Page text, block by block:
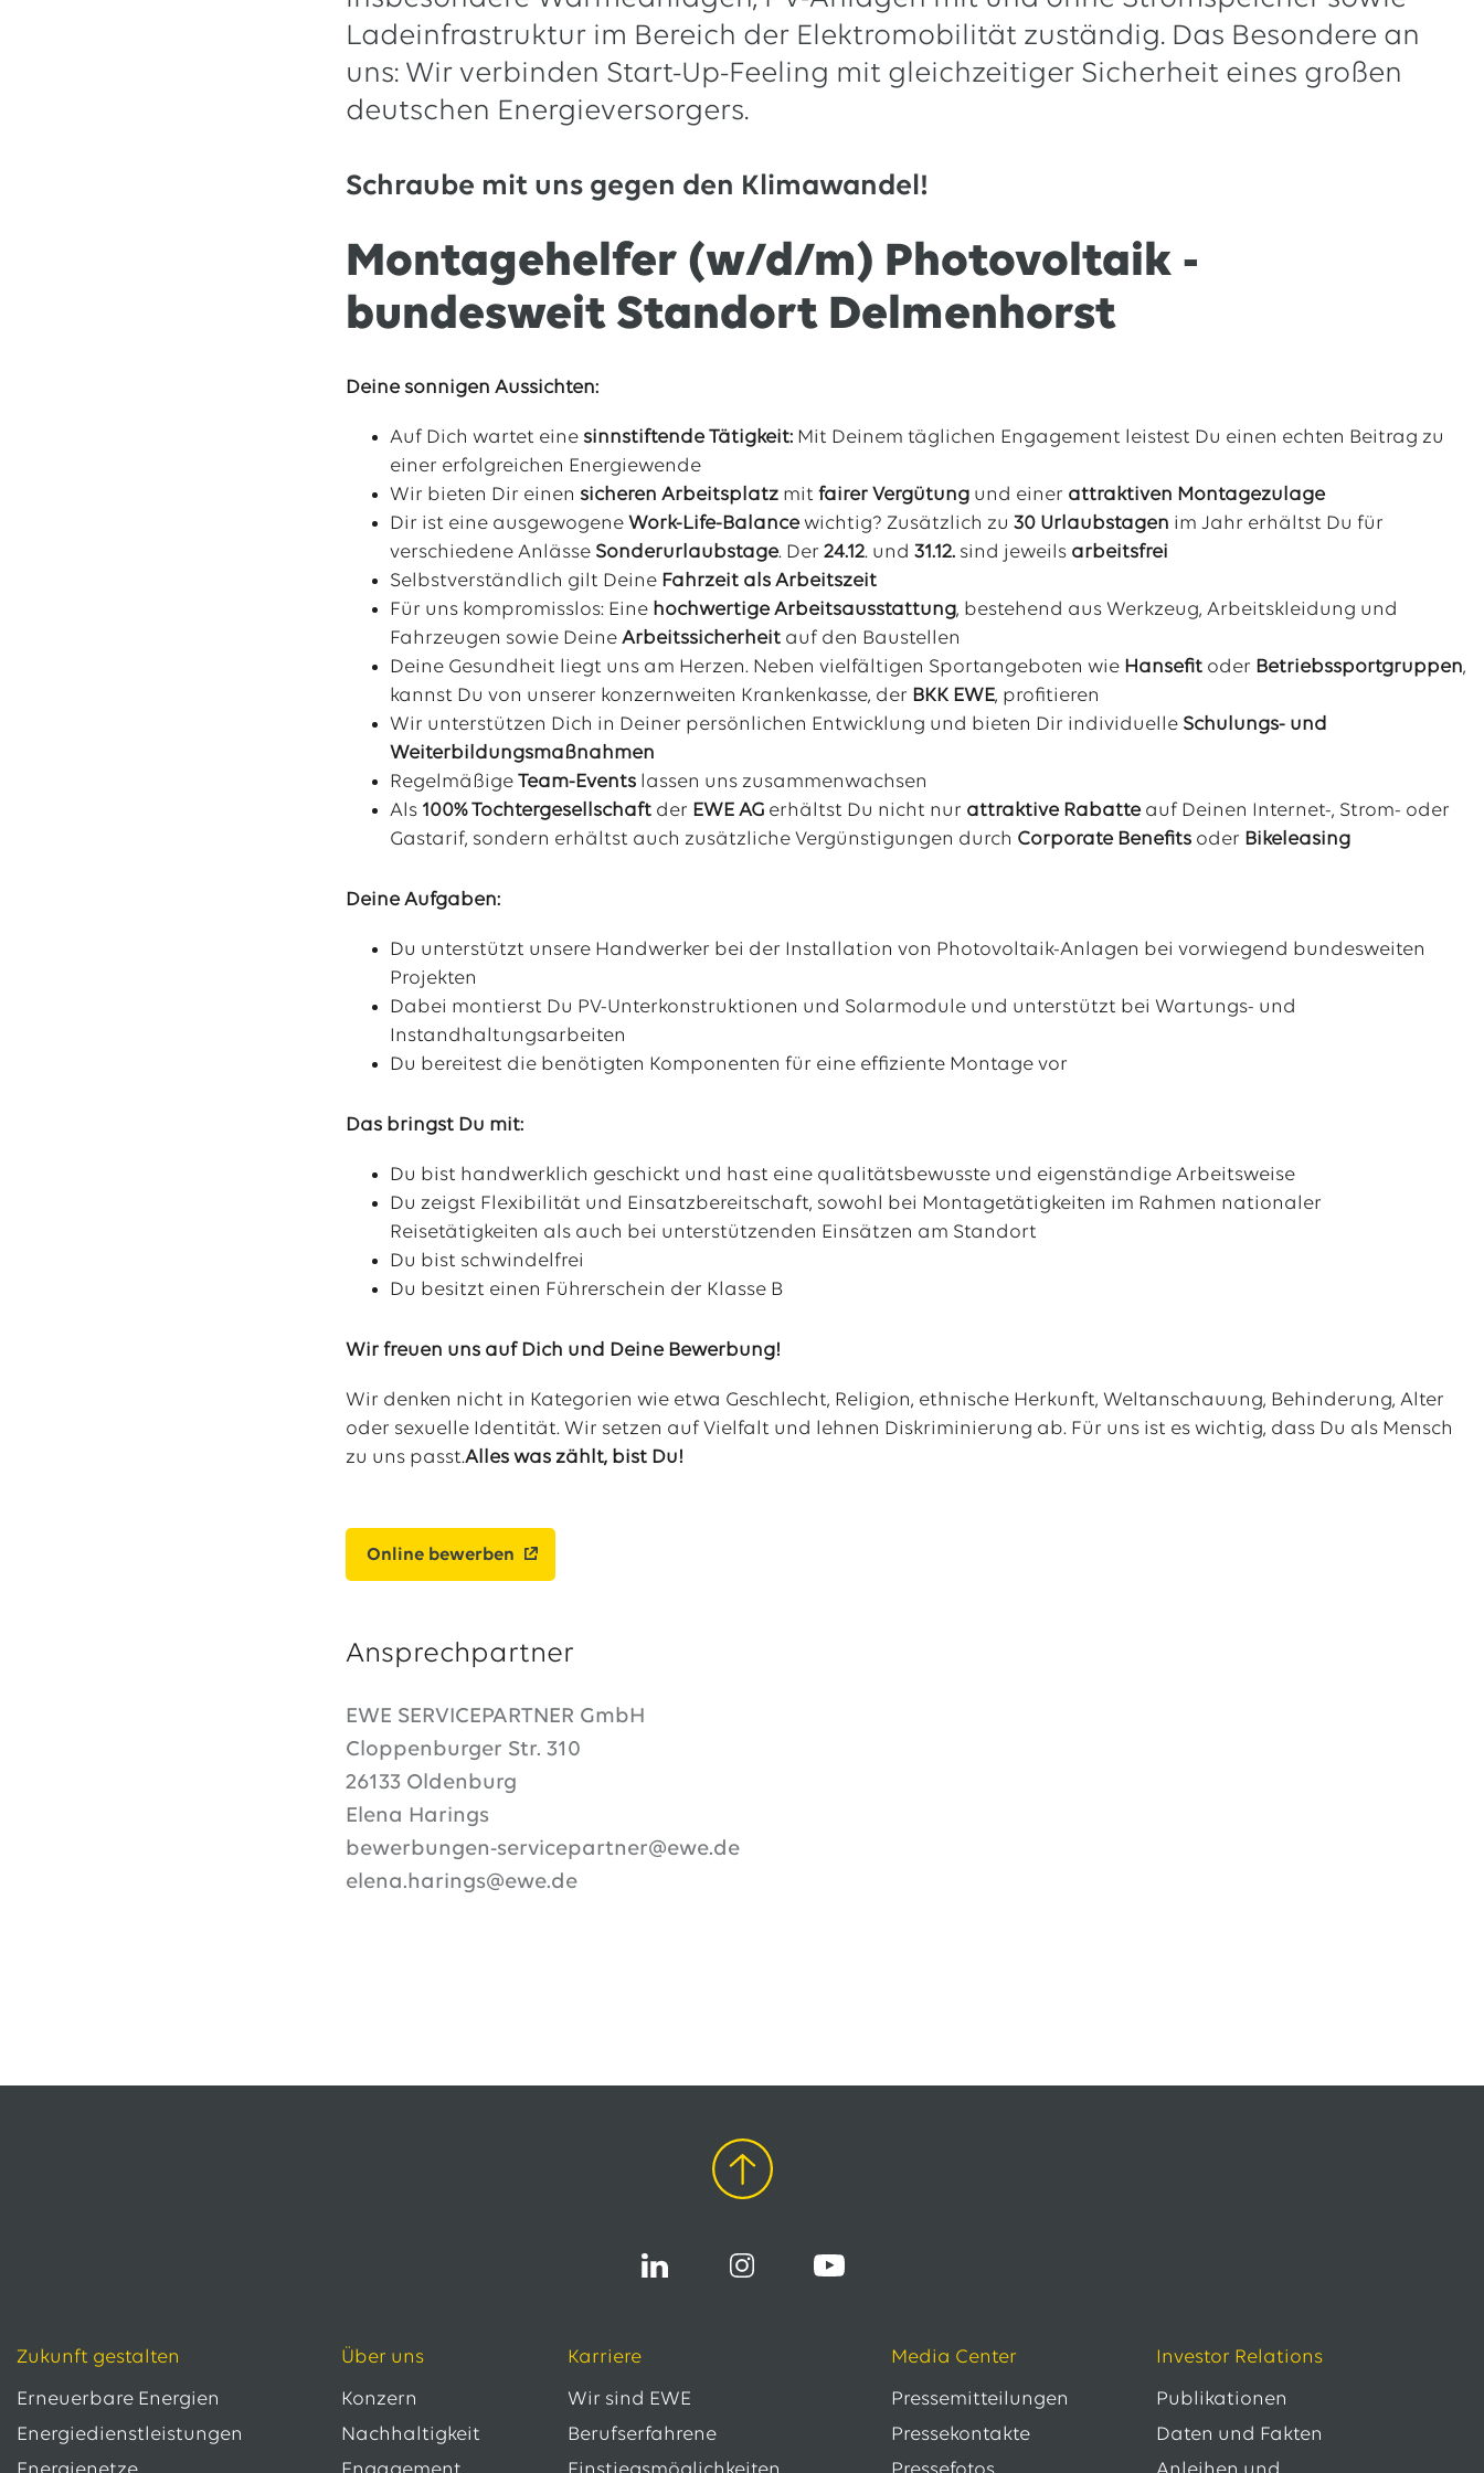
Ladeinfrastruktur im Bereich der Elektromobilität zuständig. Das Besondere an
uns: Wir verbinden Start-Up-Feeling mit gleichzeitiger Sicherheit eines großen
deutschen Energieversorgers.
Schraube mit uns gegen den Klimawandel!
Montagehelfer (w/d/m) Photovoltaik -
bundesweit Standort Delmenhorst
Deine sonnigen Aussichten:
Auf Dich wartet eine sinnstiftende Tätigkeit: Mit Deinem täglichen Engagement leistest Du einen echten Beitrag zu
einer erfolgreichen Energiewende
Wir bieten Dir einen sicheren Arbeitsplatz mitfairer Vergütung und einer attraktiven Montagezulage
Dir ist eine ausgewogeneWork-Life-Balancewichtig? Zusätzlich zu30 Urlaubstagen im Jahr erhältst Du für
verschiedene Anlässe Sonderurlaubstage. Der24.12. und31.12. sind jeweils arbeitsfrei
Selbstverständlich gilt Deine Fahrzeit alsArbeitszeit
Für uns kompromisslos: Eine hochwertige Arbeitsausstattung, bestehend aus Werkzeug, Arbeitskleidung und
Fahrzeugen sowie DeineArbeitssicherheit auf den Baustellen
Deine Gesundheit liegt uns am Herzen. Neben vielfältigen Sportangeboten wie Hansefit oder Betriebssportgruppen,
kannst Du von unserer konzernweiten Krankenkasse, der BKK EWE, profitieren
Wir unterstützen Dich in Deiner persönlichen Entwicklung und bieten Dir individuelle Schulungs- und
Weiterbildungsmaßnahmen
RegelmäßigeTeam-Events lassen uns zusammenwachsen
Als 100% Tochtergesellschaft der EWE AG erhältst Du nicht nur attraktive Rabatteauf Deinen Internet-, Strom- oder
Gastarif, sondern erhältst auch zusätzliche Vergünstigungen durch Corporate Benefits oder Bikeleasing
Deine Aufgaben:
Du unterstützt unsere Handwerker bei der Installation von Photovoltaik-Anlagen bei vorwiegend bundesweiten
Projekten
Dabei montierst Du PV-Unterkonstruktionen und Solarmodule und unterstützt bei Wartungs- und
Instandhaltungsarbeiten
Du bereitest die benötigten Komponenten für eine effiziente Montage vor
Das bringst Du mit:
Du bist handwerklich geschickt und hast eine qualitätsbewusste und eigenständige Arbeitsweise
Du zeigst Flexibilität und Einsatzbereitschaft, sowohl bei Montagetätigkeiten im Rahmen nationaler
Reisetätigkeiten als auch bei unterstützenden Einsätzen am Standort
Du bist schwindelfrei
Du besitzt einen Führerschein der Klasse B
Wir freuen uns auf Dich und Deine Bewerbung!
Wir denken nicht in Kategorien wie etwa Geschlecht, Religion, ethnische Herkunft, Weltanschauung, Behinderung, Alter
oder sexuelle Identität. Wir setzen auf Vielfalt und lehnen Diskriminierung ab. Für uns ist es wichtig, dass Du als Mensch
zu uns passt.Alles was zählt, bist Du!
Online bewerben
Ansprechpartner
EWE SERVICEPARTNER GmbH
Cloppenburger Str. 310
26133 Oldenburg
Elena Harings
bewerbungen-servicepartner@ewe.de
elena.harings@ewe.de
Zukunft gestalten
Erneuerbare Energien
Energiedienstleistungen
Über uns
Konzern
Nachhaltigkeit
Karriere
Wir sind EWE
Berufserfahrene
Media Center
Pressemitteilungen
Pressekontakte
Investor Relations
Publikationen
Daten und Fakten
Spatenstich für erste Wasserstoffpipeline im Nordwesten
Salzgitter AG und EWE schließen Vertrag über die ...